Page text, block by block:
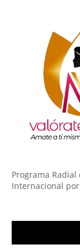
Programa
Internacional